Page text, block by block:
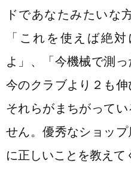
ドであなたみたいな
「これを使えば絶
よ」、「今機械で測
今のクラブより２も伸
それらがまちがって
せん。優秀なショッ
に正しいことを教えて